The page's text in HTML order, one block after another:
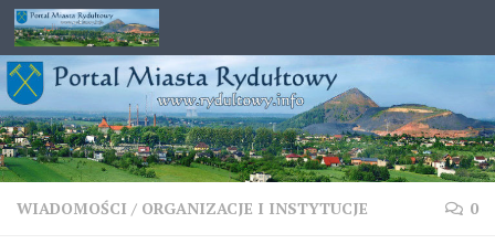
Przejdź do treści
WIADOMOŚCI / ORGANIZACJE I INSTYTUCJE 0